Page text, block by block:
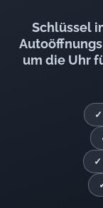
Schlüssel
um die Uhr
✓
✓